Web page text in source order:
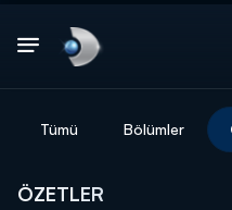
DİĞER SONUÇLAR
Tümü Bölümler
ÖZETLER